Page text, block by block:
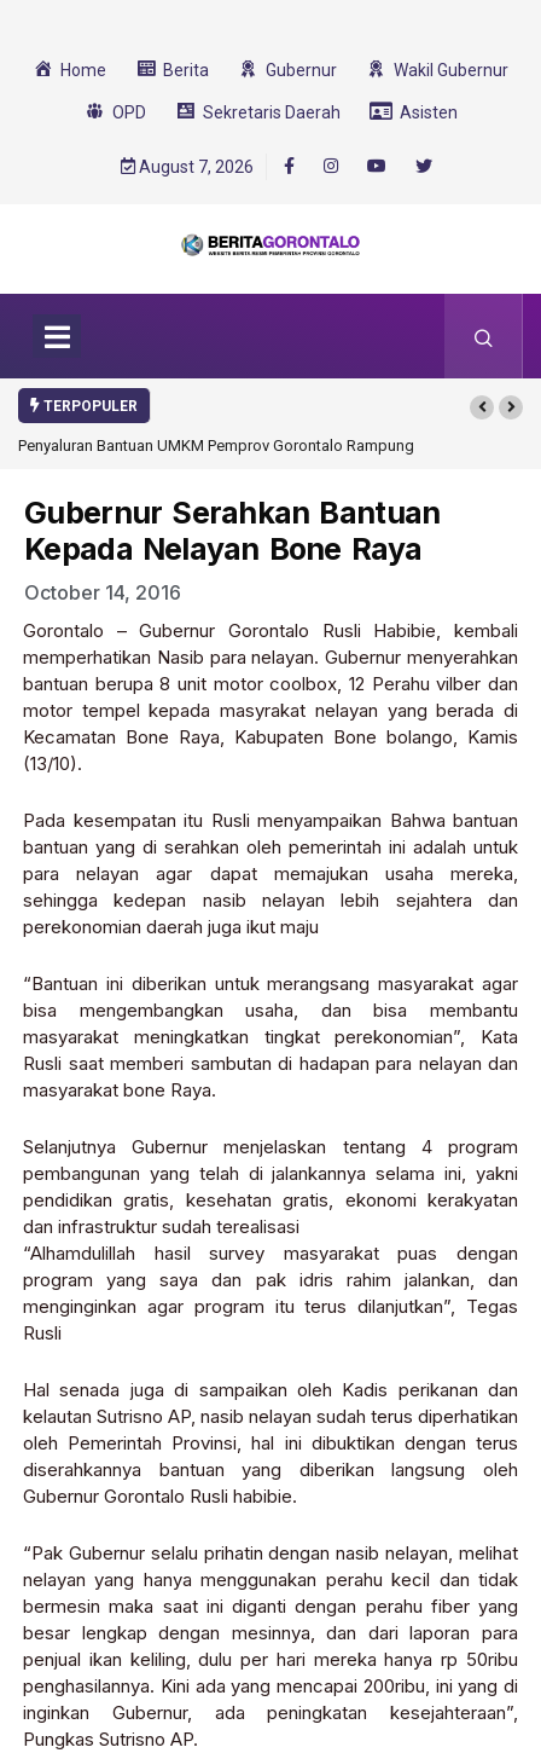
Home Berita Gubernur Wakil Gubernur
OPD Sekretaris Daerah Asisten
August 7, 2026
TERPOPULER
Penyaluran Bantuan UMKM Pemprov Gorontalo Rampung
Gubernur Serahkan Bantuan
Kepada Nelayan Bone Raya
October 14, 2016
Gorontalo – Gubernur Gorontalo Rusli Habibie, kembali
memperhatikan Nasib para nelayan. Gubernur menyerahkan
bantuan berupa 8 unit motor coolbox, 12 Perahu vilber dan
motor tempel kepada masyrakat nelayan yang berada di
Kecamatan Bone Raya, Kabupaten Bone bolango, Kamis
(13/10).
Pada kesempatan itu Rusli menyampaikan Bahwa bantuan
bantuan yang di serahkan oleh pemerintah ini adalah untuk
para nelayan agar dapat memajukan usaha mereka,
sehingga kedepan nasib nelayan lebih sejahtera dan
perekonomian daerah juga ikut maju
“Bantuan ini diberikan untuk merangsang masyarakat agar
bisa mengembangkan usaha, dan bisa membantu
masyarakat meningkatkan tingkat perekonomian”, Kata
Rusli saat memberi sambutan di hadapan para nelayan dan
masyarakat bone Raya.
Selanjutnya Gubernur menjelaskan tentang 4 program
pembangunan yang telah di jalankannya selama ini, yakni
pendidikan gratis, kesehatan gratis, ekonomi kerakyatan
dan infrastruktur sudah terealisasi
“Alhamdulillah hasil survey masyarakat puas dengan
program yang saya dan pak idris rahim jalankan, dan
menginginkan agar program itu terus dilanjutkan”, Tegas
Rusli
Hal senada juga di sampaikan oleh Kadis perikanan dan
kelautan Sutrisno AP, nasib nelayan sudah terus diperhatikan
oleh Pemerintah Provinsi, hal ini dibuktikan dengan terus
diserahkannya bantuan yang diberikan langsung oleh
Gubernur Gorontalo Rusli habibie.
“Pak Gubernur selalu prihatin dengan nasib nelayan, melihat
nelayan yang hanya menggunakan perahu kecil dan tidak
bermesin maka saat ini diganti dengan perahu fiber yang
besar lengkap dengan mesinnya, dan dari laporan para
penjual ikan keliling, dulu per hari mereka hanya rp 50ribu
penghasilannya. Kini ada yang mencapai 200ribu, ini yang di
inginkan Gubernur, ada peningkatan kesejahteraan”,
Pungkas Sutrisno AP.